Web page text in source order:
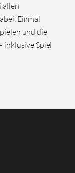
allen
Einmal
und die
inklusive Spiel